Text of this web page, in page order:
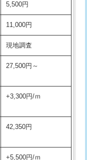
38,500円
22,000円
16,500円
現場見積
22,000円+材料費
16,500円
5,500円
11,000円
現地調査
27,500円～
+3,300円/ｍ
42,350円
+5,500円/ｍ